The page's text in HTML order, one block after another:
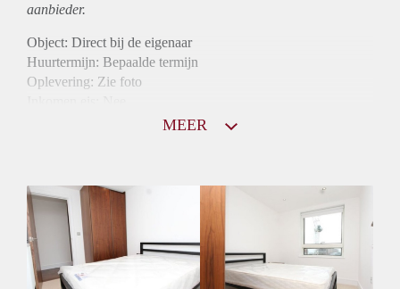
aanbieder.
Object: Direct bij de eigenaar
Huurtermijn: Bepaalde termijn
Oplevering: Zie foto
Gedeelde Douche: Ja
Gedeelde woonkamer: Ja
Huisgenoten: Ja
MEER